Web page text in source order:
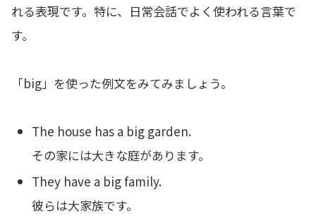
れる表現です。特に、日常会話でよく使われる言葉で
す。
「big」を使った例文をみてみましょう。
The house has a big garden.
その家には大きな庭があります。
They have a big family.
彼らは大家族です。